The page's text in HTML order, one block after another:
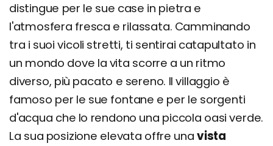
distingue per le sue case in pietra e
l'atmosfera fresca e rilassata. Camminando
tra i suoi vicoli stretti, ti sentirai catapultato in
un mondo dove la vita scorre a un ritmo
diverso, più pacato e sereno. Il villaggio è
famoso per le sue fontane e per le sorgenti
d'acqua che lo rendono una piccola oasi verde.
La sua posizione elevata offre una vista